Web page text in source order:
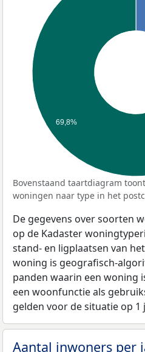
69,8%
Bovenstaand taartdiagram
woningen naar type in het
De gegevens over soorten
op de Kadaster
stand- en ligplaatsen van
woning is geografisch-
panden waarin een woning
een woonfunctie als
gelden voor de situatie op 1
Aantal inwoners per